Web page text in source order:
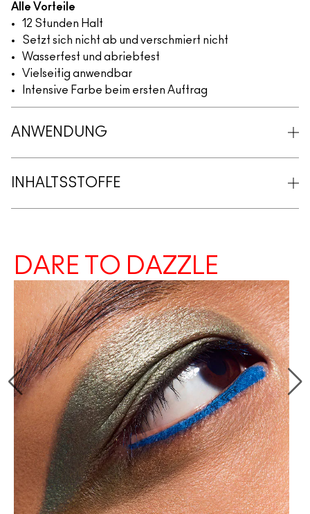
Alle Vorteile
12 Stunden Halt
Setzt sich nicht ab und verschmiert nicht
Wasserfest und abriebfest
Vielseitig anwendbar
Intensive Farbe beim ersten Auftrag
ANWENDUNG
INHALTSSTOFFE
DARE TO DAZZLE